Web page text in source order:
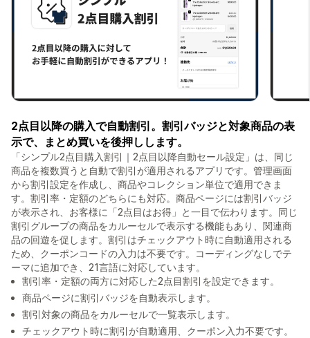
2点目以降の購入で自動割引。割引バッジと対象商品の表
示で、まとめ買いを後押しします。
「シンプル2点目購入割引｜2点目以降自動セール設定」は、同じ
商品を複数買うと自動で割引が適用されるアプリです。管理画面
から割引設定を作成し、商品やコレクション単位で適用できま
す。割引率・定額のどちらにも対応。商品ページには割引バッジ
が表示され、お客様に「2点目はお得」と一目で伝わります。同じ
割引グループの商品をカルーセルで表示する機能もあり、関連商
品の回遊を促します。割引はチェックアウト時に自動適用される
ため、クーポンコードの入力は不要です。コーディングなしでテ
ーマに追加でき、21言語に対応しています。
割引率・定額の両方に対応した2点目割引を設定できます。
商品ページに割引バッジを自動表示します。
割引対象の商品をカルーセルで一覧表示します。
チェックアウト時に割引が自動適用、クーポン入力不要です。